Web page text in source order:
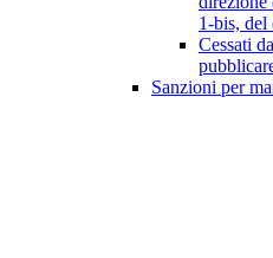
1-bis, del
Cessati
Sanzioni per